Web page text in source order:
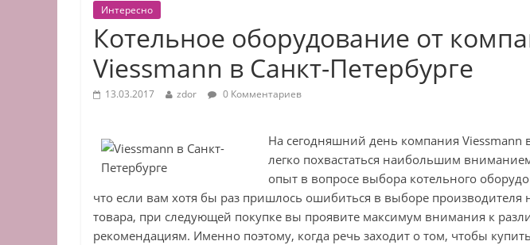
Интересно
Котельное оборудование от
Viessmann в Санкт-Петербурге
13.03.2017 zdor 0 Комментариев
На сегодняшний день компания Viessmann
легко похвастаться наибольшим
опыт в вопросе выбора котельного
что если вам хотя бы раз пришлось ошибиться в выборе производителя
товара, при следующей покупке вы проявите максимум внимания к
рекомендациям. Именно поэтому, когда речь заходит о том, чтобы